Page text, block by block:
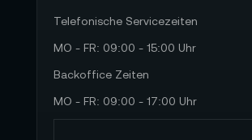
Telefonische Servicezeiten
MO - FR: 09:00 - 15:00 Uhr
Backoffice Zeiten
MO - FR: 09:00 - 17:00 Uhr